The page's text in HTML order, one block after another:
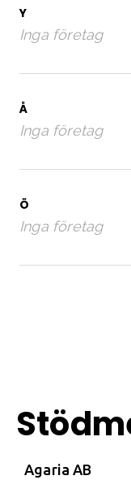
Y
Inga företag
Å
Inga företag
Ö
Inga företag
Agaria AB